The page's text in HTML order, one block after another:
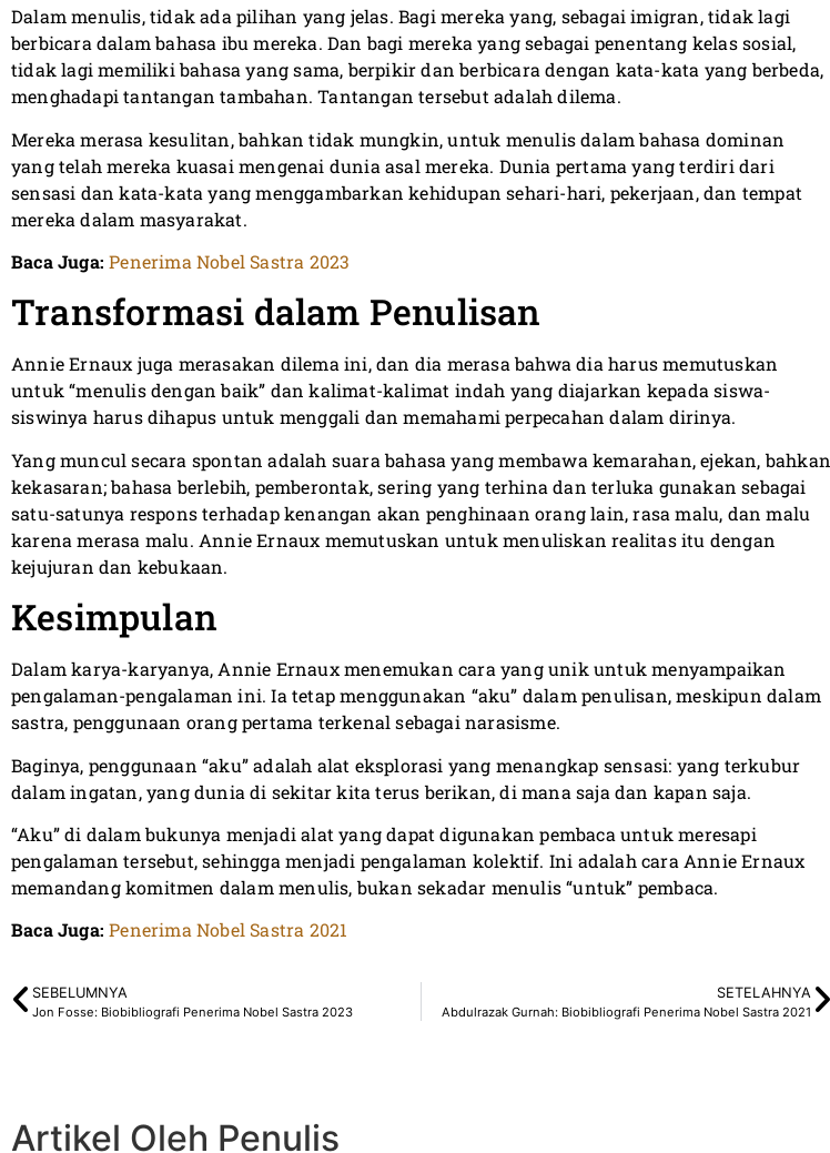
Dalam menulis, tidak ada pilihan yang jelas. Bagi mereka yang, sebagai imigran, tidak lagi
berbicara dalam bahasa ibu mereka. Dan bagi mereka yang sebagai penentang kelas sosial,
tidak lagi memiliki bahasa yang sama, berpikir dan berbicara dengan kata-kata yang berbeda,
menghadapi tantangan tambahan. Tantangan tersebut adalah dilema.
Mereka merasa kesulitan, bahkan tidak mungkin, untuk menulis dalam bahasa dominan
yang telah mereka kuasai mengenai dunia asal mereka. Dunia pertama yang terdiri dari
sensasi dan kata-kata yang menggambarkan kehidupan sehari-hari, pekerjaan, dan tempat
mereka dalam masyarakat.
Baca Juga: Penerima Nobel Sastra 2023
Transformasi dalam Penulisan
Annie Ernaux juga merasakan dilema ini, dan dia merasa bahwa dia harus memutuskan
untuk “menulis dengan baik” dan kalimat-kalimat indah yang diajarkan kepada siswa-
siswinya harus dihapus untuk menggali dan memahami perpecahan dalam dirinya.
Yang muncul secara spontan adalah suara bahasa yang membawa kemarahan, ejekan, bahkan
kekasaran; bahasa berlebih, pemberontak, sering yang terhina dan terluka gunakan sebagai
satu-satunya respons terhadap kenangan akan penghinaan orang lain, rasa malu, dan malu
karena merasa malu. Annie Ernaux memutuskan untuk menuliskan realitas itu dengan
kejujuran dan kebukaan.
Kesimpulan
Dalam karya-karyanya, Annie Ernaux menemukan cara yang unik untuk menyampaikan
pengalaman-pengalaman ini. Ia tetap menggunakan “aku” dalam penulisan, meskipun dalam
sastra, penggunaan orang pertama terkenal sebagai narasisme.
Baginya, penggunaan “aku” adalah alat eksplorasi yang menangkap sensasi: yang terkubur
dalam ingatan, yang dunia di sekitar kita terus berikan, di mana saja dan kapan saja.
“Aku” di dalam bukunya menjadi alat yang dapat digunakan pembaca untuk meresapi
pengalaman tersebut, sehingga menjadi pengalaman kolektif. Ini adalah cara Annie Ernaux
memandang komitmen dalam menulis, bukan sekadar menulis “untuk” pembaca.
Baca Juga: Penerima Nobel Sastra 2021
SEBELUMNYA
Jon Fosse: Biobibliografi Penerima Nobel Sastra 2023
SETELAHNYA
Abdulrazak Gurnah: Biobibliografi Penerima Nobel Sastra 2021
Artikel Oleh Penulis